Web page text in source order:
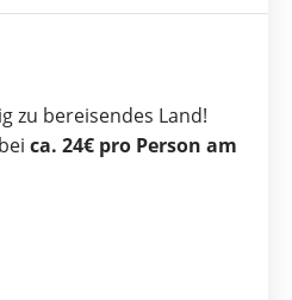
zu bereisendes Land!
ca. 24€ pro Person am